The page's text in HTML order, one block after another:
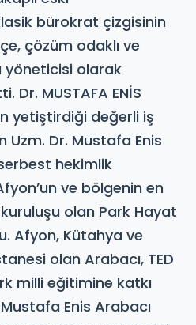
bürokrat çizgisinin
çözüm odaklı ve
yöneticisi olarak
Dr. MUSTAFA ENİS
yetiştirdiği değerli iş
Uzm. Dr. Mustafa Enis
hekimlik
ve bölgenin en
olan Park Hayat
Afyon, Kütahya ve
olan Arabacı, TED
milli eğitimine katkı
Enis Arabacı